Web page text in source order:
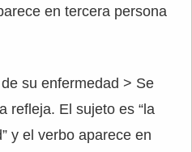
en tercera persona
su enfermedad > Se
refleja. El sujeto es “la
y el verbo aparece en